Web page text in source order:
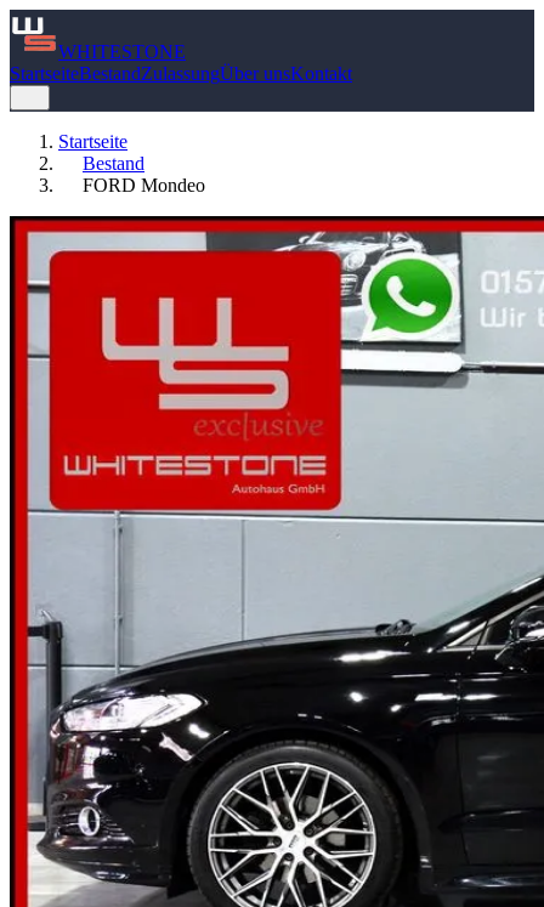
WHITESTONE
StartseiteBestandZulassungÜber unsKontakt
Startseite
Bestand
FORD Mondeo